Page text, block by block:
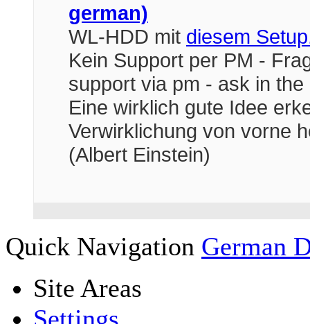
german)
WL-HDD mit diesem
Kein Support per PM -
support via pm - ask in
Eine wirklich gute Idee
Verwirklichung von vorne
(Albert Einstein)
Quick Navigation German
Site Areas
Settings